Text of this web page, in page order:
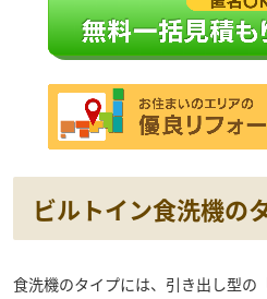
ビルトイン食洗機の
食洗機のタイプには、引き出し型の